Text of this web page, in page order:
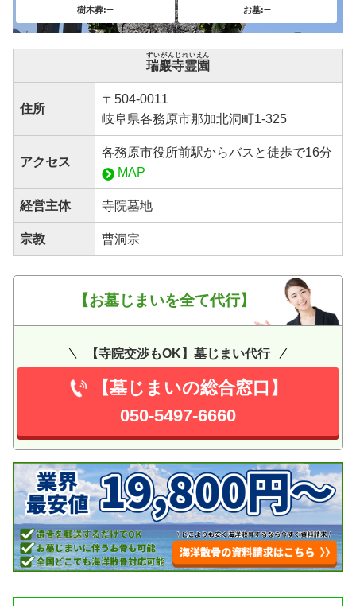
樹木葬:– お墓:–
瑞巖寺霊園
ずいがんじれいえん
住所
〒504-0011
岐阜県各務原市那加北洞町1-325
アクセス
各務原市役所前駅からバスと徒歩で16分
MAP
経営主体 寺院墓地
宗教 曹洞宗
【お墓じまいを全て代行】
【寺院交渉もOK】墓じまい代行
【墓じまいの総合窓口】
050-5497-6660